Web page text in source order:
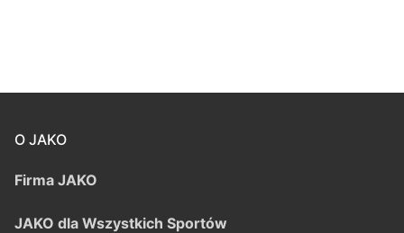
O JAKO
Firma JAKO
JAKO dla Wszystkich Sportów